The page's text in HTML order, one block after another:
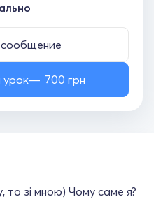
урок 700 грн
то зі мною) Чому саме я?